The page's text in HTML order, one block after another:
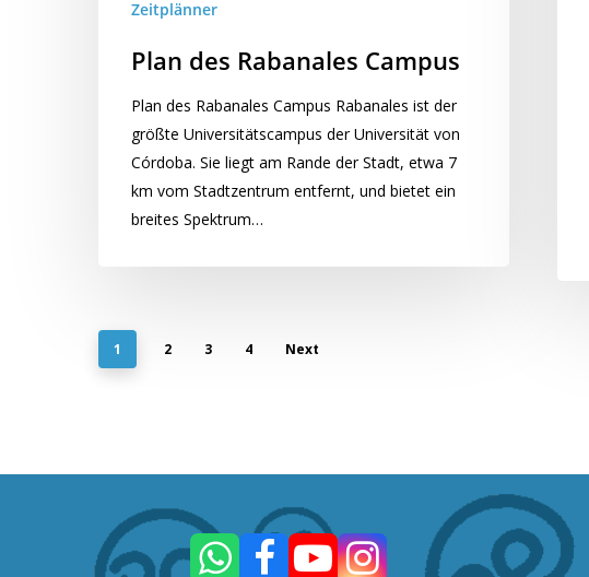
Zeitplänner
Plan des Rabanales Campus
Plan des Rabanales Campus Rabanales ist der
größte Universitätscampus der Universität von
Córdoba. Sie liegt am Rande der Stadt, etwa 7
km vom Stadtzentrum entfernt, und bietet ein
breites Spektrum…
1 2 3 4 Next